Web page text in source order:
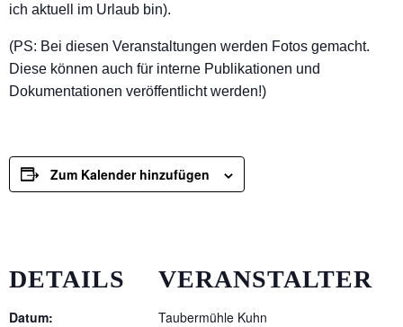
ich aktuell im Urlaub bin).
(PS: Bei diesen Veranstaltungen werden Fotos gemacht.
Diese können auch für interne Publikationen und
Dokumentationen veröffentlicht werden!)
Zum Kalender hinzufügen
DETAILS
Datum:
VERANSTALTER
Taubermühle Kuhn